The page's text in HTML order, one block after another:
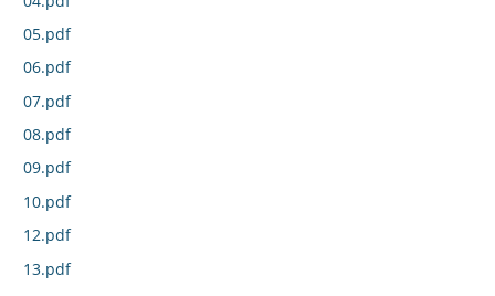
05.pdf
06.pdf
07.pdf
08.pdf
09.pdf
10.pdf
12.pdf
13.pdf